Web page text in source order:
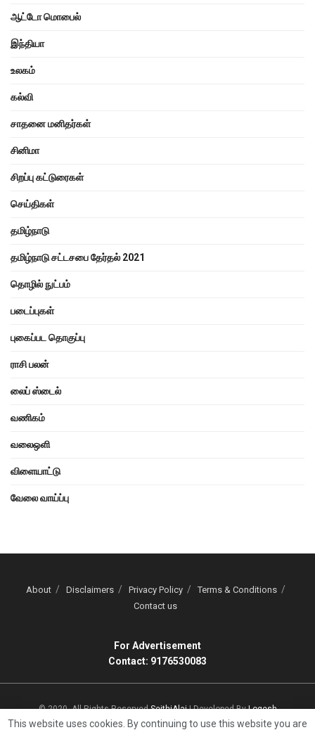
ஆட்டோ மொபைல்
இந்தியா
உலகம்
கல்வி
சாதனை மனிதர்கள்
சினிமா
சிறப்பு கட்டுரைகள்
செய்திகள்
தமிழ்நாடு
தமிழ்நாடு சட்டசபை தேர்தல் 2021
தொழில் நுட்பம்
படைப்புகள்
புகைப்பட தொகுப்பு
ராசி பலன்
லைப் ஸ்டைல்
வணிகம்
வலைஒளி
விளையாட்டு
வேலை வாய்ப்பு
About Disclaimers Privacy Policy
Terms & Conditions
Contact us
For Advertisement
Contact: 9176530083
© 2020, All Rights ReservedSeithiAlai| Developed ByLogesh
This website uses cookies. By continuing to use this website you are